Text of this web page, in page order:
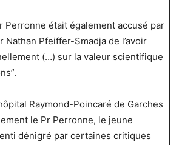
Perronne était également accusé par
Nathan Pfeiffer-Smadja de l’avoir
(…) sur la valeur scientifique
Raymond-Poincaré de Garches
le Pr Perronne, le jeune
dénigré par certaines critiques